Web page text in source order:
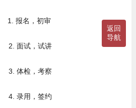
返回
导航
1. 报名，初审
2. 面试，试讲
3. 体检，考察
4. 录用，签约